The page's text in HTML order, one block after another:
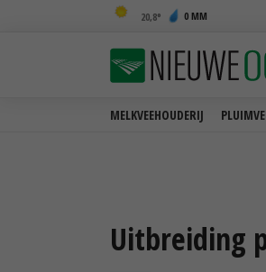
20,8 0 MM
MELKVEEHOUDERIJ
Uitbreiding